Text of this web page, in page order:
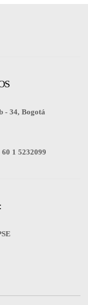
- 34, Bogotá
60 1 5232099